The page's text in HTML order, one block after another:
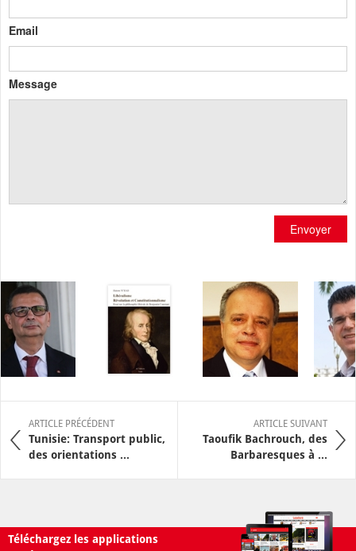
Email
Message
Envoyer
ARTICLE PRÉCÉDENT
Tunisie: Transport public,
des orientations ...
ARTICLE SUIVANT
Taoufik Bachrouch, des
Barbaresques à ...
Téléchargez les applications